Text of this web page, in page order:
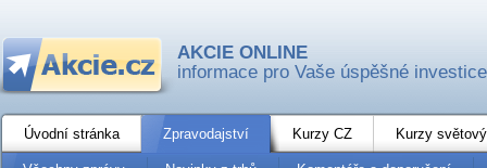
AKCIE ONLINE
informace pro Vaše úspěšné investice
Úvodní stránka Zpravodajství Kurzy CZ Kurzy